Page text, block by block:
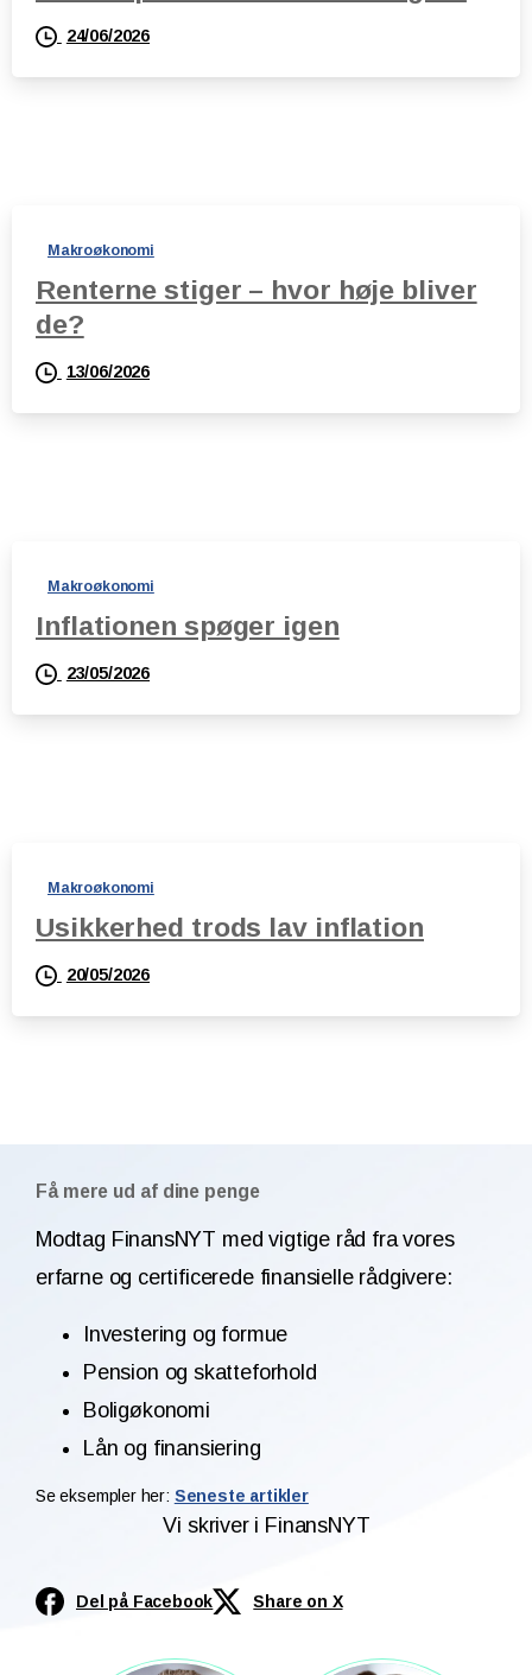
24/06/2026
Makroøkonomi
Renterne stiger – hvor høje bliver
de?
13/06/2026
Makroøkonomi
Inflationen spøger igen
23/05/2026
Makroøkonomi
Usikkerhed trods lav inflation
20/05/2026
Få mere ud af dine penge
Modtag FinansNYT med vigtige råd fra vores
erfarne og certificerede finansielle rådgivere:
Investering og formue
Pension og skatteforhold
Boligøkonomi
Lån og finansiering
Se eksempler her: Seneste artikler
Vi skriver i FinansNYT
Del på Facebook Share on X